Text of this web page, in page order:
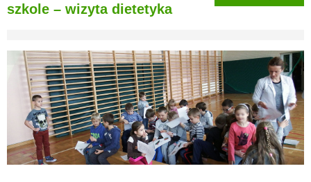
szkole – wizyta dietetyka